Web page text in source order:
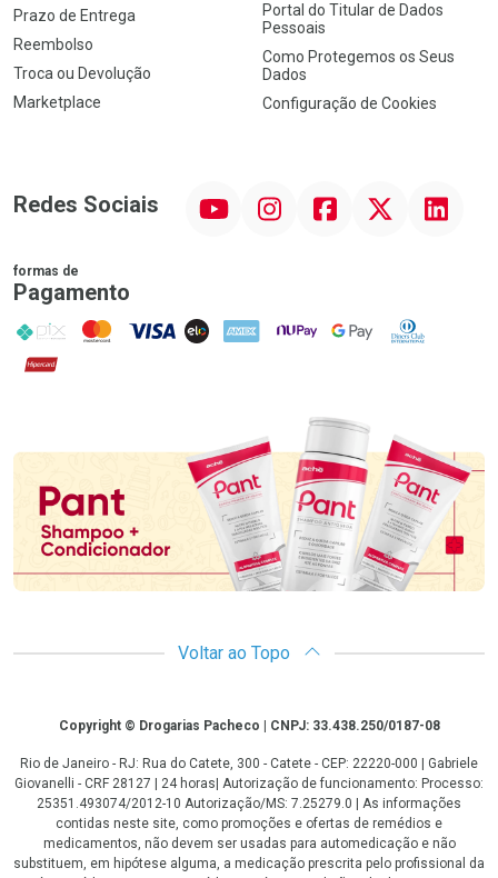
Prazo de Entrega
Reembolso
Troca ou Devolução
Marketplace
Portal do Titular de Dados
Pessoais
Como Protegemos os Seus
Dados
Configuração de Cookies
Redes Sociais InstagramFacebookTwitter Linkedin
formas de
Pagamento
PIX MasterCard
VISA ELO AMEX NuPay Google PayDiners Club
Hipercard
Promoção em Destaque
Voltar ao Topo
CopyrightCopyright © Drogarias Pacheco | CNPJ: 33.438.250/0187-08
Rio de Janeiro - RJ: Rua do Catete, 300 - Catete - CEP: 22220-000 | Gabriele
Giovanelli - CRF 28127 | 24 horas| Autorização de funcionamento: Processo:
25351.493074/2012-10 Autorização/MS: 7.25279.0 | As informações
contidas neste site, como promoções e ofertas de remédios e
medicamentos, não devem ser usadas para automedicação e não
substituem, em hipótese alguma, a medicação prescrita pelo profissional da